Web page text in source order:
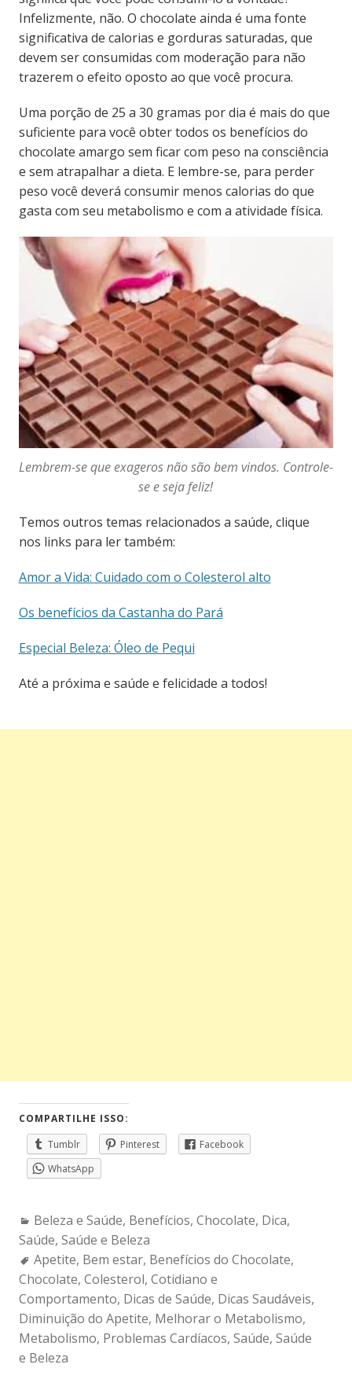
Infelizmente, não. O chocolate ainda é uma fonte
significativa de calorias e gorduras saturadas, que
devem ser consumidas com moderação para não
trazerem o efeito oposto ao que você procura.
Uma porção de 25 a 30 gramas por dia é mais do que
suficiente para você obter todos os benefícios do
chocolate amargo sem ficar com peso na consciência
e sem atrapalhar a dieta. E lembre-se, para perder
peso você deverá consumir menos calorias do que
gasta com seu metabolismo e com a atividade física.
Lembrem-se que exageros não são bem vindos. Controle-
se e seja feliz!
Temos outros temas relacionados a saúde, clique
nos links para ler também:
Amor a Vida: Cuidado com o Colesterol alto
Os benefícios da Castanha do Pará
Especial Beleza: Óleo de Pequi
Até a próxima e saúde e felicidade a todos!
COMPARTILHE ISSO:
Tumblr
Pinterest
Facebook
WhatsApp
Categories:
Beleza e Saúde, Benefícios, Chocolate, Dica,
Saúde, Saúde e Beleza
Tags:
Apetite, Bem estar, Benefícios do Chocolate,
Chocolate, Colesterol, Cotidiano e
Comportamento, Dicas de Saúde, Dicas Saudáveis,
Diminuição do Apetite, Melhorar o Metabolismo,
Metabolismo, Problemas Cardíacos, Saúde, Saúde
e Beleza